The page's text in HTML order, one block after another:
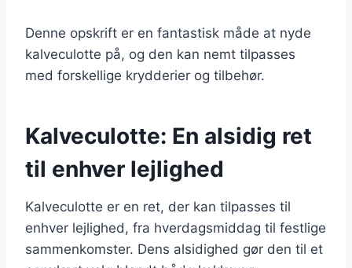
Denne opskrift er en fantastisk måde at nyde
kalveculotte på, og den kan nemt tilpasses
med forskellige krydderier og tilbehør.
Kalveculotte: En alsidig ret
til enhver lejlighed
Kalveculotte er en ret, der kan tilpasses til
enhver lejlighed, fra hverdagsmiddag til festlige
sammenkomster. Dens alsidighed gør den til et